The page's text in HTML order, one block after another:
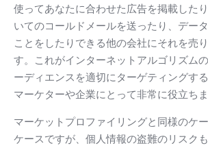
使ってあなたに合わせた広告を掲載した
いてのコールドメールを送ったり、デー
ことをしたりできる他の会社にそれを売
す。
これがインターネットアルゴリズム
ーディエンスを適切にターゲティングす
マーケターや企業にとって非常に役立ちま
マーケットプロファイリングと同様のケ
ケースですが、個人情報の盗難のリスクも